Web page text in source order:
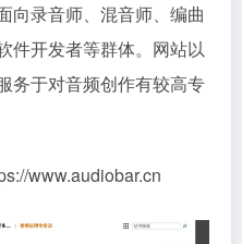
向录音师、混音师、编曲
件开发者等群体。网站以
务于对音频创作有较高专
www.audiobar.cn